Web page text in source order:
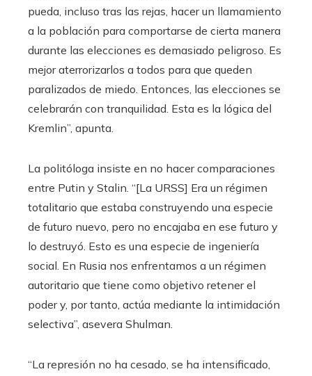
pueda, incluso tras las rejas, hacer un llamamiento
a la población para comportarse de cierta manera
durante las elecciones es demasiado peligroso. Es
mejor aterrorizarlos a todos para que queden
paralizados de miedo. Entonces, las elecciones se
celebrarán con tranquilidad. Esta es la lógica del
Kremlin”, apunta.
La politóloga insiste en no hacer comparaciones
entre Putin y Stalin. “[La URSS] Era un régimen
totalitario que estaba construyendo una especie
de futuro nuevo, pero no encajaba en ese futuro y
lo destruyó. Esto es una especie de ingeniería
social. En Rusia nos enfrentamos a un régimen
autoritario que tiene como objetivo retener el
poder y, por tanto, actúa mediante la intimidación
selectiva”, asevera Shulman.
“La represión no ha cesado, se ha intensificado,